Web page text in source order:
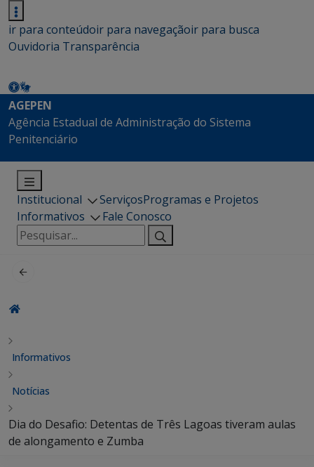
ir para conteúdoir para navegaçãoir para busca
Ouvidoria Transparência
AGEPEN
Agência Estadual de Administração do Sistema
Penitenciário
Institucional ServiçosProgramas e Projetos
Informativos
Fale Conosco
Pesquisar
por:
Informativos
Notícias
Dia do Desafio: Detentas de Três Lagoas tiveram aulas
de alongamento e Zumba